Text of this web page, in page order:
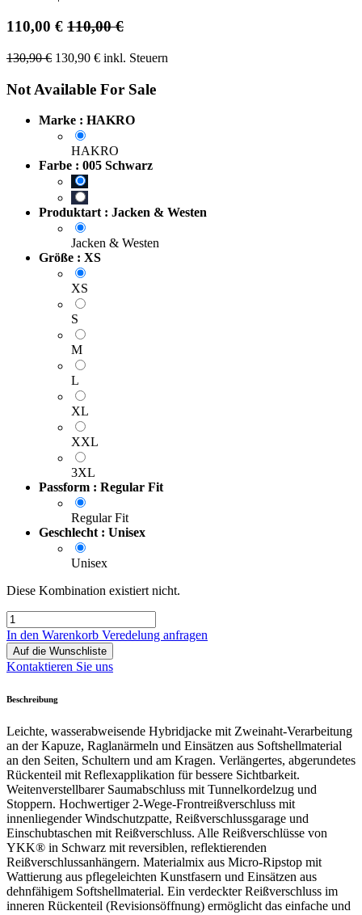
110,00 € 110,00€
130,90€ 130,90 € inkl. Steuern
Not Available For Sale
Marke : HAKRO
HAKRO
Farbe : 005 Schwarz
Produktart : Jacken & Westen
Jacken & Westen
Größe : XS
XS
S
M
L
XL
XXL
3XL
Passform : Regular Fit
Regular Fit
Geschlecht : Unisex
Unisex
Diese Kombination existiert nicht.
In den Warenkorb Veredelung anfragen
Auf die Wunschliste
Kontaktieren Sie uns
Beschreibung
Leichte, wasserabweisende Hybridjacke mit Zweinaht-Verarbeitung
an der Kapuze, Raglanärmeln und Einsätzen aus Softshellmaterial
an den Seiten, Schultern und am Kragen. Verlängertes, abgerundetes
Rückenteil mit Reflexapplikation für bessere Sichtbarkeit.
Weitenverstellbarer Saumabschluss mit Tunnelkordelzug und
Stoppern. Hochwertiger 2-Wege-Frontreißverschluss mit
innenliegender Windschutzpatte, Reißverschlussgarage und
Einschubtaschen mit Reißverschluss. Alle Reißverschlüsse von
YKK® in Schwarz mit reversiblen, reflektierenden
Reißverschlussanhängern. Materialmix aus Micro-Ripstop mit
Wattierung aus pflegeleichten Kunstfasern und Einsätzen aus
dehnfähigem Softshellmaterial. Ein verdeckter Reißverschluss im
inneren Rückenteil (Revisionsöffnung) ermöglicht das einfache und